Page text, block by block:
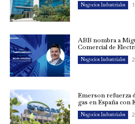
Negocios Industriales
ABB nombra a
Comercial de
Negocios Industriales
Emerson refuerza
gas en España con
Negocios Industriales